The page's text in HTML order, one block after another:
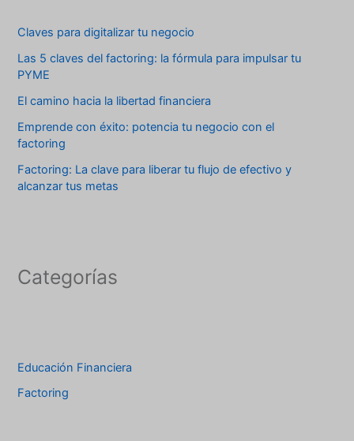
Claves para digitalizar tu negocio
Las 5 claves del factoring: la fórmula para impulsar tu
PYME
El camino hacia la libertad financiera
Emprende con éxito: potencia tu negocio con el
factoring
Factoring: La clave para liberar tu flujo de efectivo y
alcanzar tus metas
Categorías
Educación Financiera
Factoring